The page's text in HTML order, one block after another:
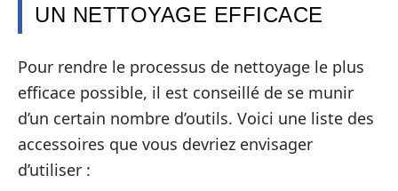
UN NETTOYAGE EFFICACE
Pour rendre le processus de nettoyage le plus
efficace possible, il est conseillé de se munir
d’un certain nombre d’outils. Voici une liste des
accessoires que vous devriez envisager
d’utiliser :